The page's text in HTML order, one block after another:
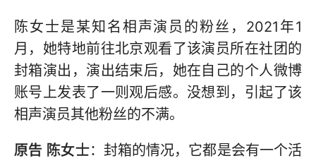
陈女士是某知名相声演员的粉丝，2021年1
月，她特地前往北京观看了该演员所在社团的
封箱演出，演出结束后，她在自己的个人微博
账号上发表了一则观后感。没想到，引起了该
相声演员其他粉丝的不满。
原告 陈女士：封箱的情况，它都是会有一个活